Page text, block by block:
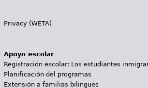
Privacy (WETA)
Apoyo escolar
Registración escolar: Los estudiantes
Planificación del programas
Extensión a familias bilingües